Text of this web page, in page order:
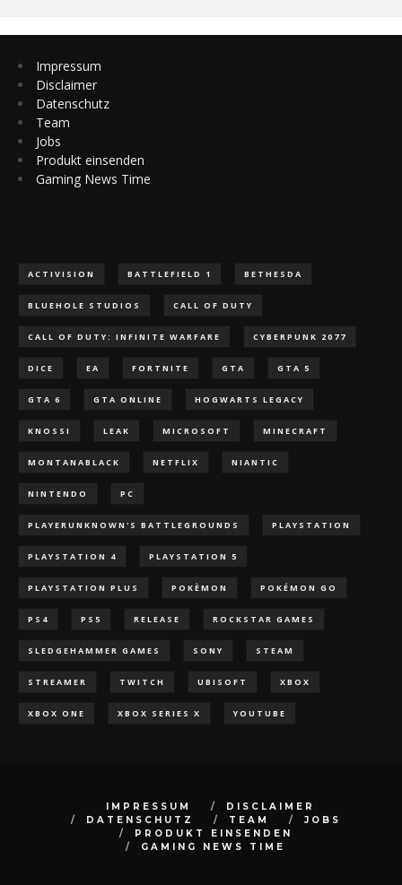
Impressum
Disclaimer
Datenschutz
Team
Jobs
Produkt einsenden
Gaming News Time
ACTIVISION BATTLEFIELD 1 BETHESDA
BLUEHOLE STUDIOS CALL OF DUTY
CALL OF DUTY: INFINITE WARFARE CYBERPUNK 2077
DICE EA FORTNITE GTA GTA 5
GTA 6 GTA ONLINE HOGWARTS LEGACY
KNOSSI LEAK MICROSOFT MINECRAFT
MONTANABLACK NETFLIX NIANTIC
NINTENDO PC
PLAYERUNKNOWN'S BATTLEGROUNDS PLAYSTATION
PLAYSTATION 4 PLAYSTATION 5
PLAYSTATION PLUS POKÈMON POKÉMON GO
PS4 PS5 RELEASE ROCKSTAR GAMES
SLEDGEHAMMER GAMES SONY STEAM
STREAMER TWITCH UBISOFT XBOX
XBOX ONE XBOX SERIES X YOUTUBE
IMPRESSUM
DISCLAIMER
DATENSCHUTZ
TEAM
JOBS
PRODUKT EINSENDEN
GAMING NEWS TIME